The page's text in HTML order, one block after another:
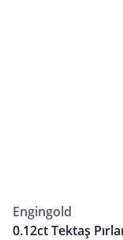
Engingold
0.12ct Tektaş